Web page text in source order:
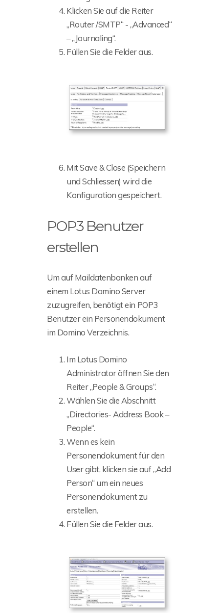
Klicken Sie auf die Reiter
„Router /SMTP“ - „Advanced“
– „Journaling“.
Füllen Sie die Felder aus.
Mit Save & Close (Speichern
und Schliessen) wird die
Konfiguration gespeichert.
POP3 Benutzer
erstellen
Um auf Maildatenbanken auf
einem Lotus Domino Server
zuzugreifen, benötigt ein POP3
Benutzer ein Personendokument
im Domino Verzeichnis.
Im Lotus Domino
Administrator öffnen Sie den
Reiter „People & Groups“.
Wählen Sie die Abschnitt
„Directories- Address Book –
People“.
Wenn es kein
Personendokument für den
User gibt, klicken sie auf „Add
Person“ um ein neues
Personendokument zu
erstellen.
Füllen Sie die Felder aus.